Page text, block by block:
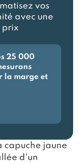
vos
avec une
prix
25 000
la marge et